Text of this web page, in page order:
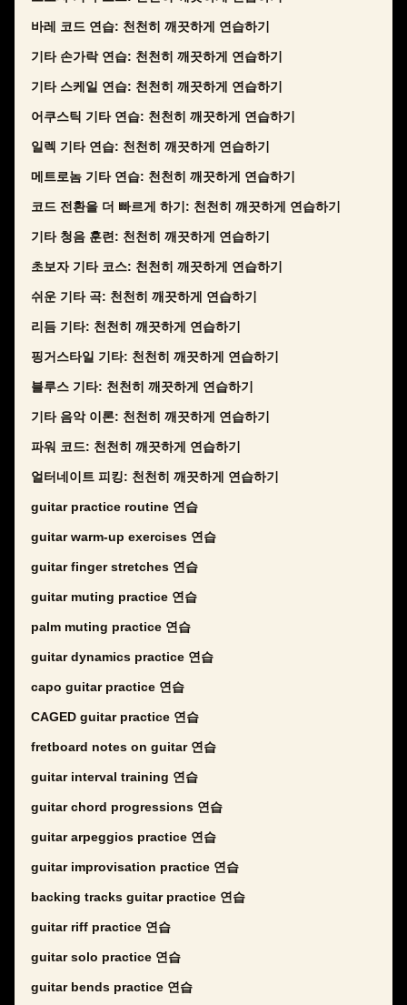
바레 코드 연습: 천천히 깨끗하게 연습하기
기타 손가락 연습: 천천히 깨끗하게 연습하기
기타 스케일 연습: 천천히 깨끗하게 연습하기
어쿠스틱 기타 연습: 천천히 깨끗하게 연습하기
일렉 기타 연습: 천천히 깨끗하게 연습하기
메트로놈 기타 연습: 천천히 깨끗하게 연습하기
코드 전환을 더 빠르게 하기: 천천히 깨끗하게 연습하기
기타 청음 훈련: 천천히 깨끗하게 연습하기
초보자 기타 코스: 천천히 깨끗하게 연습하기
쉬운 기타 곡: 천천히 깨끗하게 연습하기
리듬 기타: 천천히 깨끗하게 연습하기
핑거스타일 기타: 천천히 깨끗하게 연습하기
블루스 기타: 천천히 깨끗하게 연습하기
기타 음악 이론: 천천히 깨끗하게 연습하기
파워 코드: 천천히 깨끗하게 연습하기
얼터네이트 피킹: 천천히 깨끗하게 연습하기
guitar practice routine 연습
guitar warm-up exercises 연습
guitar finger stretches 연습
guitar muting practice 연습
palm muting practice 연습
guitar dynamics practice 연습
capo guitar practice 연습
CAGED guitar practice 연습
fretboard notes on guitar 연습
guitar interval training 연습
guitar chord progressions 연습
guitar arpeggios practice 연습
guitar improvisation practice 연습
backing tracks guitar practice 연습
guitar riff practice 연습
guitar solo practice 연습
guitar bends practice 연습